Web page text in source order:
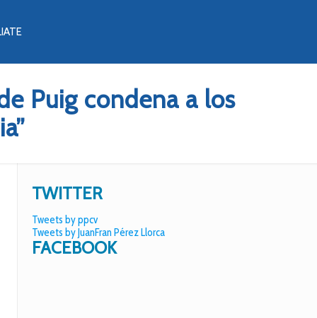
Puig condena a los
TWITTER
Tweets by ppcv
Tweets by JuanFran Pérez Llorca
FACEBOOK